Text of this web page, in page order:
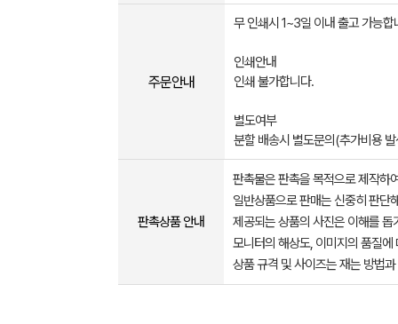
주문안내
무 인쇄시 1~3일 이내 출고 가능합
인쇄안내
인쇄 불가합니다.
별도여부
분할 배송시 별도문의(추가비용
판촉상품 안내
판촉물은 판촉을 목적으로 제작하
일반상품으로 판매는 신중히 판단
제공되는 상품의 사진은 이해를
모니터의 해상도, 이미지의 품질
상품 규격 및 사이즈는 재는 방법